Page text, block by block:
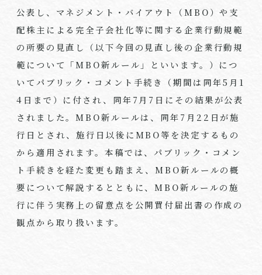
公表し、マネジメント・バイアウト（MBO）や支
配株主による完全子会社化等に関する企業行動規範
の所要の見直し（以下今回の見直し後の企業行動規
範について「MBO新ルール」といいます。）につ
いてパブリック・コメント手続き（期間は同年5 月 1
4 日まで）に付され、同年7月 7 日にその結果が公表
されました。MBO新ルールは、同年7 月 22 日が施
行日とされ、施行日以後にMBO等を決定するもの
から適用されます。本稿では、パブリック・コメン
ト手続きを経た変更も踏まえ、MBO新ルールの概
要について解説するとともに、MBO新ルールの施
行に伴う実務上の留意点を公開買付届出書の作成の
観点から取り扱います。